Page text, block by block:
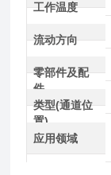
工作温度
流动方向
零部件及配
件
类型(通道位
置)
应用领域